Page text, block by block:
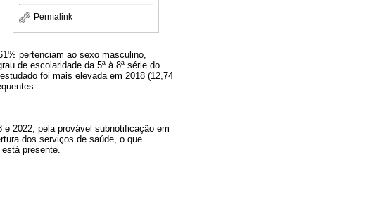
Permalink
pertenciam ao sexo masculino,
de escolaridade da 5ª à 8ª série do
foi mais elevada em 2018 (12,74
2022, pela provável subnotificação em
dos serviços de saúde, o que
presente.